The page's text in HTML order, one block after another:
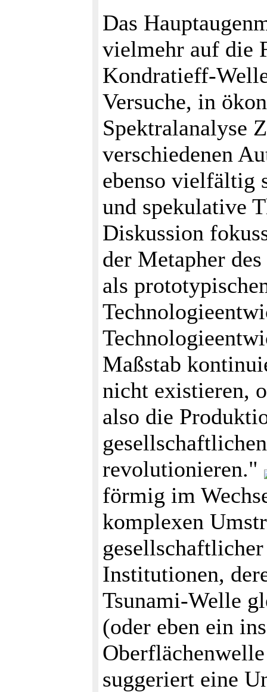
Das
vielmehr auf die
Kondratieff-
Versuche, in
Spektralanalyse
verschiedenen
ebenso vielfältig
und spekulative
Diskussion
der Metapher
als
Maßstab
nicht existieren,
also die
revolutionieren."
förmig im
komplexen
Institutionen,
Tsunami-Welle
(oder eben ein
suggeriert eine